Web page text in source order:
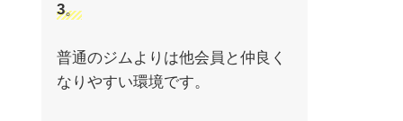
3。
普通のジムよりは他会員と仲良く
なりやすい環境です。